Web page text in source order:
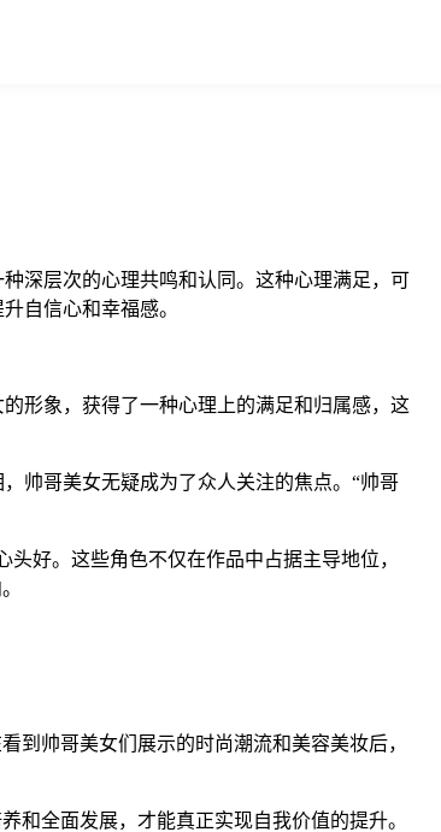
深层次的心理共鸣和认同。这种心理满足，可
自信心和幸福感。
形象，获得了一种心理上的满足和归属感，这
帅哥美女无疑成为了众人关注的焦点。“帅哥
好。这些角色不仅在作品中占据主导地位，
到帅哥美女们展示的时尚潮流和美容美妆后，
和全面发展，才能真正实现自我价值的提升。